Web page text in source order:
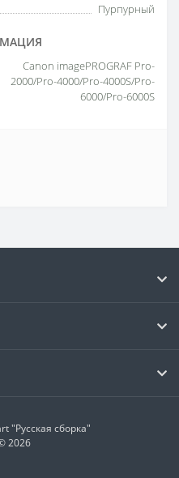
Пурпурный
Canon imagePROGRAF Pro-
2000/Pro-4000/Pro-4000S/Pro-
6000/Pro-6000S
"Русская сборка"
2026